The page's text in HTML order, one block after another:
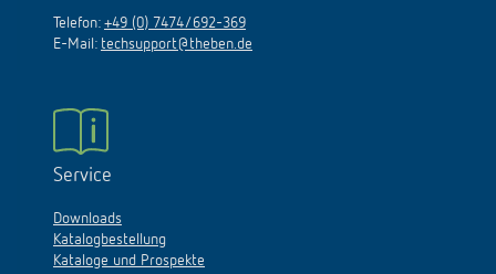
Telefon: +49 (0) 7474/692-369
E-Mail: techsupport@theben.de
Service
Downloads
Katalogbestellung
Kataloge und Prospekte